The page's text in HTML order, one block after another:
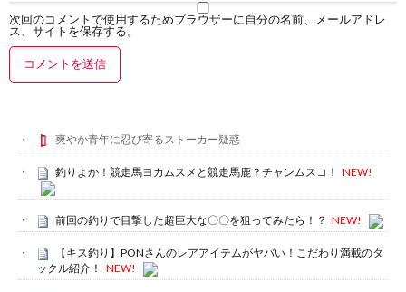
次回のコメントで使用するためブラウザーに自分の名前、メールアドレ
ス、サイトを保存する。
爽やか青年に忍び寄るストーカー疑惑
釣りよか！競走馬ヨカムスメと競走馬鹿？チャンムスコ！ NEW!
前回の釣りで目撃した超巨大な〇〇を狙ってみたら！？ NEW!
【キス釣り】PONさんのレアアイテムがヤバい！こだわり満載のタ
ックル紹介！
NEW!